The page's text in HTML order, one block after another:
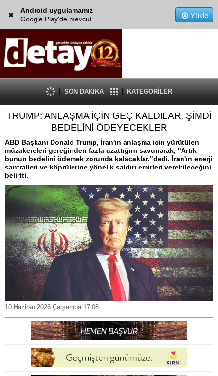
Android uygulamamız
Google Play'de mevcut
Yükle
SON DAKİKA KATEGORİLER
TRUMP: ANLAŞMA İÇİN GEÇ KALDILAR, ŞİMDİ
BEDELİNİ ÖDEYECEKLER
ABD Başkanı Donald Trump, İran'ın anlaşma için yürütülen
müzakereleri gereğinden fazla uzattığını savunarak, "Artık
bunun bedelini ödemek zorunda kalacaklar."dedi. İran'ın enerji
santralleri ve köprülerine yönelik saldırı emirleri verebileceğini
belirtti.
10 Haziran 2026 Çarşamba 17:08